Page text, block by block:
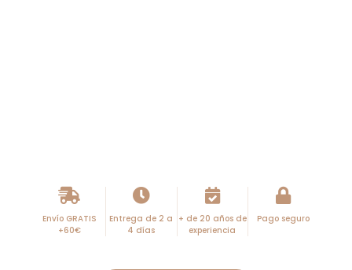
Envío GRATIS
+60€
Entrega de 2 a
4 días
+ de 20 años de
experiencia
Pago seguro